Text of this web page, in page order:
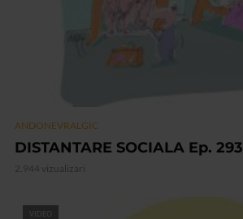
ANDONEVRALGIC
DISTANTARE SOCIALA Ep. 293
2.944 vizualizari
VIDEO